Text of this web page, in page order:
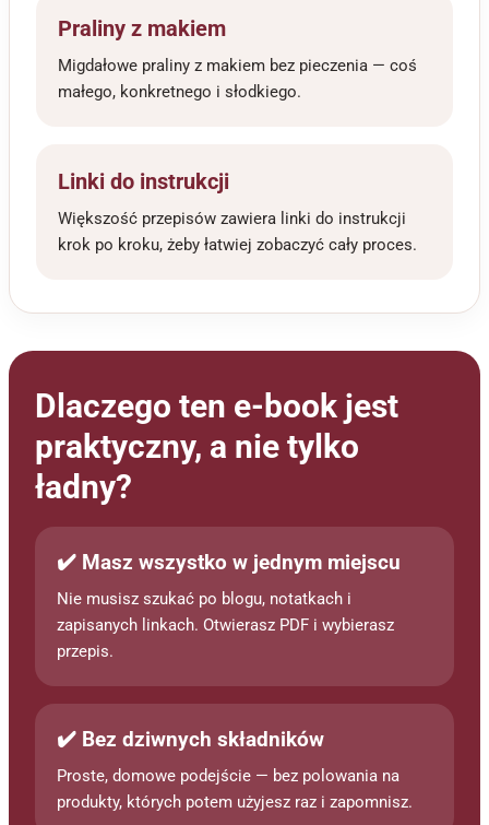
Praliny z makiem
Migdałowe praliny z makiem bez pieczenia — coś
małego, konkretnego i słodkiego.
Linki do instrukcji
Większość przepisów zawiera linki do instrukcji
krok po kroku, żeby łatwiej zobaczyć cały proces.
Dlaczego ten e-book jest
praktyczny, a nie tylko
ładny?
✔️ Masz wszystko w jednym miejscu
Nie musisz szukać po blogu, notatkach i
zapisanych linkach. Otwierasz PDF i wybierasz
przepis.
✔️ Bez dziwnych składników
Proste, domowe podejście — bez polowania na
produkty, których potem użyjesz raz i zapomnisz.